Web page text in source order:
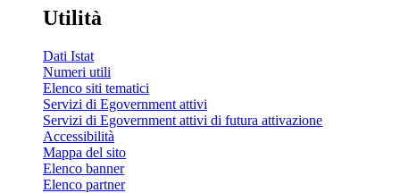
Utilità
Dati Istat
Numeri utili
Elenco siti tematici
Servizi di Egovernment attivi
Servizi di Egovernment attivi di futura attivazione
Accessibilità
Mappa del sito
Elenco banner
Elenco partner